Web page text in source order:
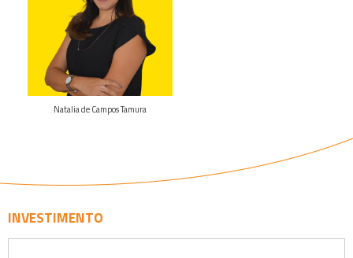
Veja o
curriculo
Natalia de Campos Tamura
INVESTIMENTO